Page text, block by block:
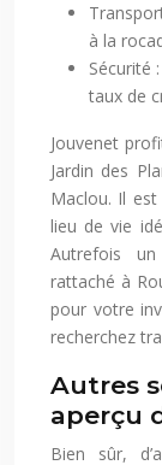
à la
Sécurité
taux de
Jouvenet
Jardin des
Maclou. Il
lieu de vie
Autrefois
rattaché à
pour votre
recherchez
Autres
aperçu
Bien sûr,